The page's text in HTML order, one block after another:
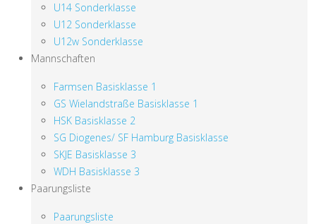
U14 Sonderklasse
U12 Sonderklasse
U12w Sonderklasse
Mannschaften
Farmsen Basisklasse 1
GS Wielandstraße Basisklasse 1
HSK Basisklasse 2
SG Diogenes/ SF Hamburg Basisklasse
SKJE Basisklasse 3
WDH Basisklasse 3
Paarungsliste
Paarungsliste